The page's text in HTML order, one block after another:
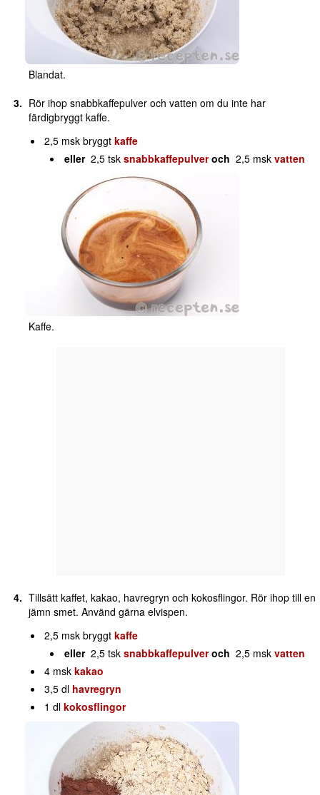
Blandat.
Rör ihop snabbkaffepulver och vatten om du inte har
färdigbryggt kaffe.
2,5 msk bryggtkaffe
eller2,5 tsksnabbkaffepulver och 2,5 mskvatten
Kaffe.
Tillsätt kaffet, kakao, havregryn och kokosflingor. Rör ihop till en
jämn smet. Använd gärna elvispen.
2,5 msk bryggtkaffe
eller2,5 tsksnabbkaffepulver och 2,5 mskvatten
4 mskkakao
3,5 dl havregryn
1 dlkokosflingor